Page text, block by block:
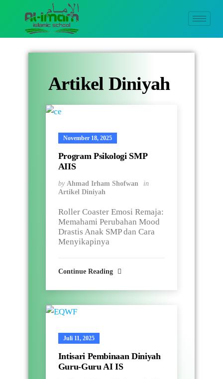
Artikel Diniyah
November 18, 2025
Program Psikologi SMP
AIIS
by Ahmad Irham Shofwan
in
Artikel Diniyah
Roller Coaster Emosi Remaja:
Memahami Perubahan Mood
Drastis Anak SMP dan Cara
Menyikapinya
Continue Reading
Juli 11, 2025
Intisari Pembinaan Diniyah
Guru-Guru AI IS